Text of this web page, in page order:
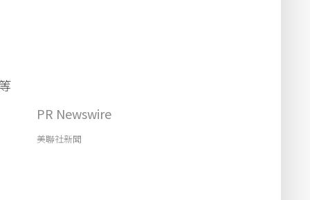
PR Newswire
美聯社新聞